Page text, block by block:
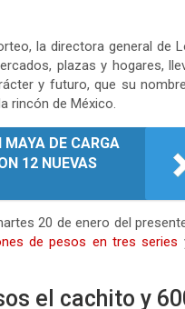
la directora general de
plazas y hogares,
y futuro, que su
rincón de México.
MAYA DE CARGA
12 NUEVAS
20 de enero del
de pesos en tres series
el cachito y